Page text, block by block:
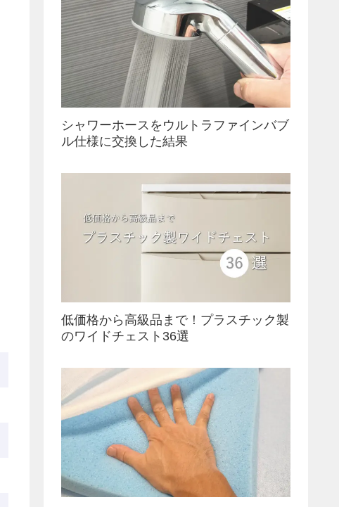
シャワーホースをウルトラファインバブ
ル仕様に交換した結果
低価格から高級品まで！プラスチック製
のワイドチェスト36選